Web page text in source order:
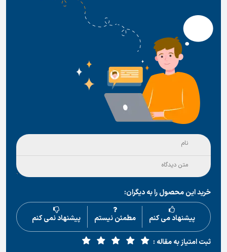
خرید این محصول را به دیگران:
پیشنهاد می کنم مطمئن نیستم پیشنهاد نمی کنم
ثبت امتیاز به مقاله :